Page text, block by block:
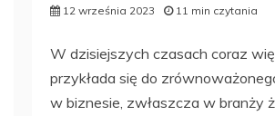
12 września 2023 11 min czytania
W dzisiejszych czasach coraz
przykłada się do
w biznesie, zwłaszcza w branży